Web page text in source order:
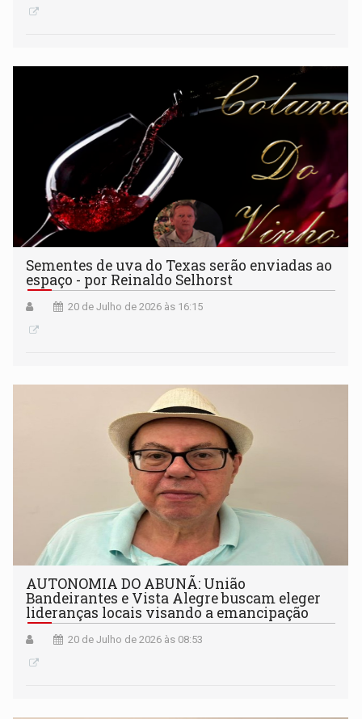
Sementes de uva do Texas serão enviadas ao
espaço - por Reinaldo Selhorst
20 de Julho de 2026 às 16:15
AUTONOMIA DO ABUNÃ: União
Bandeirantes e Vista Alegre buscam eleger
lideranças locais visando a emancipação
20 de Julho de 2026 às 08:53